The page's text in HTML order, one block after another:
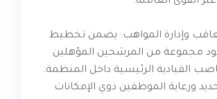
وإدارة المواهب: يضمن تخطيط
مجموعة من المرشحين المؤهلين
القيادية الرئيسية داخل المنظمة.
ورعاية الموظفين ذوي الإمكانات